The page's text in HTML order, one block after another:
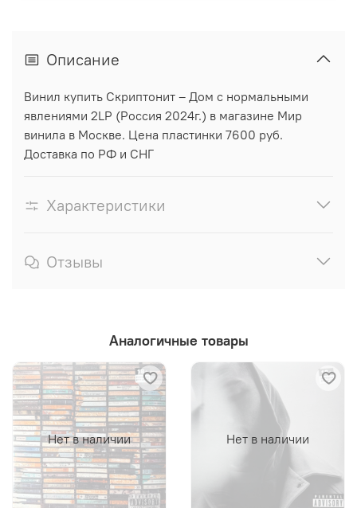
Описание
Винил купить Скриптонит – Дом с нормальными
явлениями 2LP (Россия 2024г.) в магазине Мир
винила в Москве. Цена пластинки 7600 руб.
Доставка по РФ и СНГ
Характеристики
Отзывы
Аналогичные товары
Нет в наличии Нет в наличии